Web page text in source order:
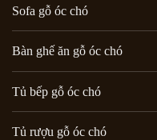
Sofa gỗ óc chó
Bàn ghế ăn gỗ óc chó
Tủ bếp gỗ óc chó
Tủ rượu gỗ óc chó